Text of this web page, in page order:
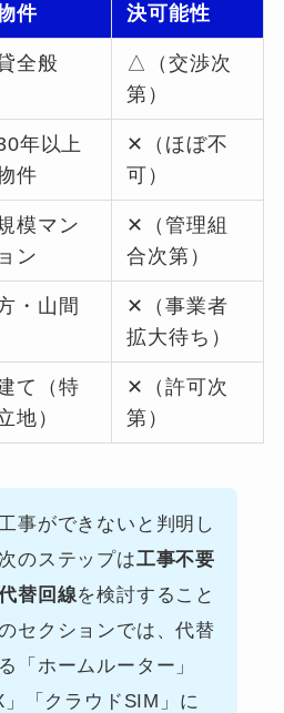
件
決可能性
全般
△（交渉次
第）
年以上
件
✕（ほぼ不
可）
模マン
ン
✕（管理組
合次第）
・山間
✕（事業者
拡大待ち）
て（特
地）
✕（許可次
第）
事ができないと判明し
のステップは工事不要
替回線を検討すること
セクションでは、代替
「ホームルーター」
」「クラウドSIM」に